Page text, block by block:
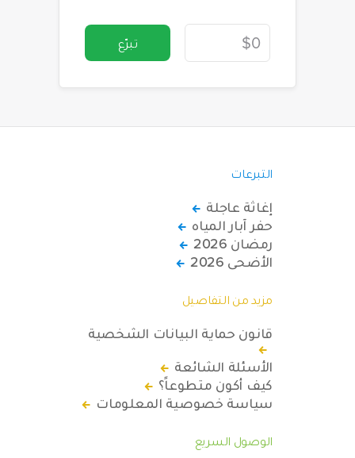
تبرّع
التبرعات
إغاثة عاجلة
حفر آبار المياه
رمضان 2026
الأضحى 2026
مزيد من التفاصيل
قانون حماية البيانات الشخصية
الأسئلة الشائعة
كيف أكون متطوعاً؟
سياسة خصوصية المعلومات
الوصول السريع